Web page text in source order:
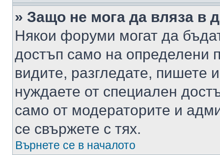
» Защо не мога да вляза в
Някои форуми могат да
достъп само на определени
видите, разгледате, пишете
нуждаете от специален
само от модераторите и
се свържете с тях.
Върнете се в началото